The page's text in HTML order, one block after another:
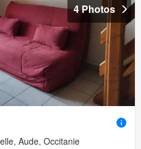
4 Photos
Aude, Occitanie